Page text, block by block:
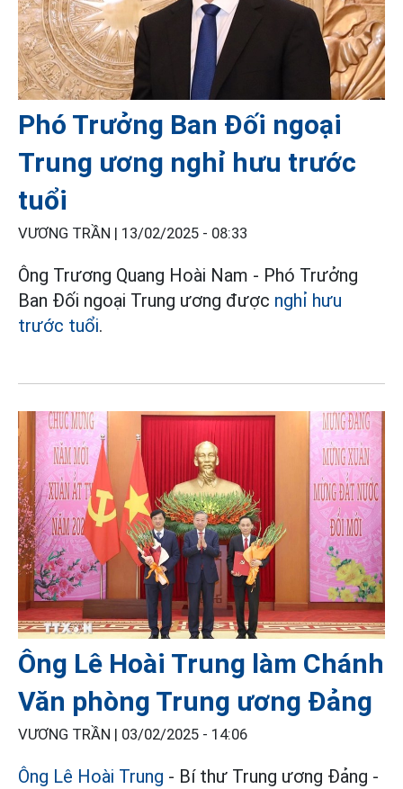
Phó Trưởng Ban Đối ngoại
Trung ương nghỉ hưu trước
tuổi
VƯƠNG TRẦN | 13/02/2025 - 08:33
Ông Trương Quang Hoài Nam - Phó Trưởng
Ban Đối ngoại Trung ương được nghỉ hưu
trước tuổi.
Ông Lê Hoài Trung làm Chánh
Văn phòng Trung ương Đảng
VƯƠNG TRẦN | 03/02/2025 - 14:06
Ông Lê Hoài Trung - Bí thư Trung ương Đảng -